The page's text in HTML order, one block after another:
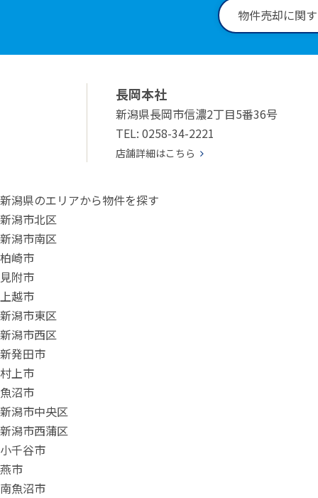
物件売却に関
長岡本社
新潟県長岡市信濃2丁目5番36号
TEL: 0258-34-2221
店舗詳細はこちら
新潟県のエリアから物件を探す
新潟市北区
新潟市南区
柏崎市
見附市
上越市
新潟市東区
新潟市西区
新発田市
村上市
魚沼市
新潟市中央区
新潟市西蒲区
小千谷市
燕市
南魚沼市